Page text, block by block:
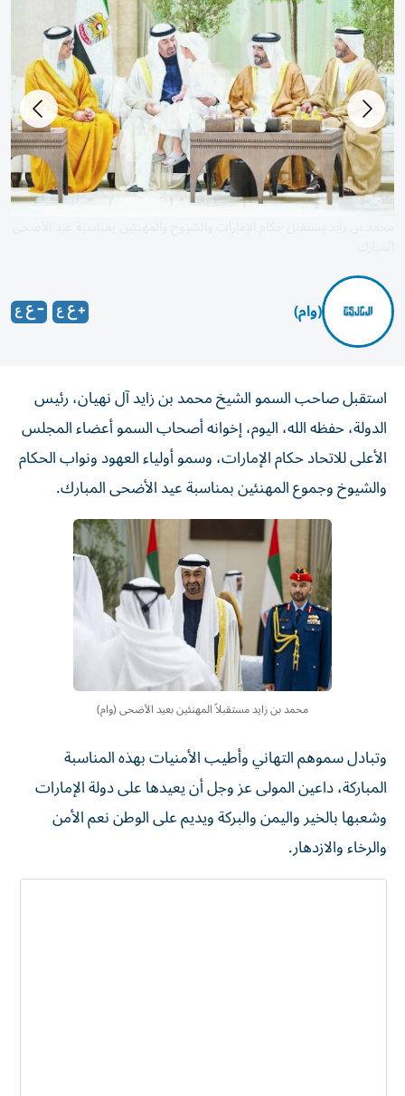
(وام)
استقبل صاحب السمو الشيخ محمد بن زايد آل نهيان، رئيس
الدولة، حفظه الله، اليوم، إخوانه أصحاب السمو أعضاء المجلس
الأعلى للاتحاد حكام الإمارات، وسمو أولياء العهود ونواب الحكام
والشيوخ وجموع المهنئين بمناسبة عيد الأضحى المبارك.
محمد بن زايد مستقبلاً المهنئين بعيد الأضحى (وام)
وتبادل سموهم التهاني وأطيب الأمنيات بهذه المناسبة
المباركة، داعين المولى عز وجل أن يعيدها على دولة الإمارات
وشعبها بالخير واليمن والبركة ويديم على الوطن نعم الأمن
والرخاء والازدهار.